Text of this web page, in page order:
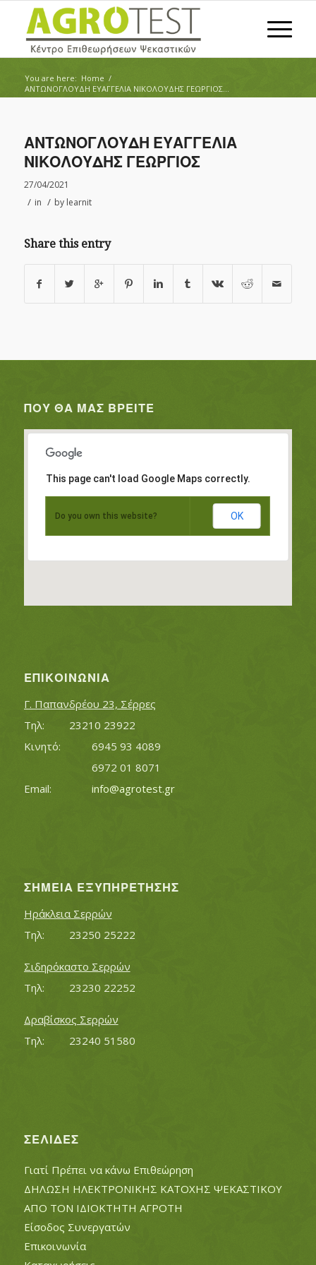
You are here: Home /
ΑΝΤΩΝΟΓΛΟΥΔΗ ΕΥΑΓΓΕΛΙΑ ΝΙΚΟΛΟΥΔΗΣ ΓΕΩΡΓΙΟΣ...
ΑΝΤΩΝΟΓΛΟΥΔΗ ΕΥΑΓΓΕΛΙΑ
ΝΙΚΟΛΟΥΔΗΣ ΓΕΩΡΓΙΟΣ
27/04/2021
/ in / by learnit
Share this entry
ΠΟΥ ΘΑ ΜΑΣ ΒΡΕΊΤΕ
This page can't load Google Maps correctly.
Do you own this website? OK
ΕΠΙΚΟΙΝΩΝΊΑ
Γ. Παπανδρέου 23, Σέρρες
Τηλ:		23210 23922
Κινητό:		6945 93 4089
			6972 01 8071
info@agrotest.gr
ΣΗΜΕΊΑ ΕΞΥΠΗΡΈΤΗΣΗΣ
Ηράκλεια Σερρών
Τηλ:		23250 25222
Σιδηρόκαστο Σερρών
Τηλ:		23230 22252
Δραβίσκος Σερρών
Τηλ:		23240 51580
ΣΕΛΊΔΕΣ
Γιατί Πρέπει να κάνω Επιθεώρηση
ΔΗΛΩΣΗ ΗΛΕΚΤΡΟΝΙΚΗΣ ΚΑΤΟΧΗΣ ΨΕΚΑΣΤΙΚΟΥ
ΑΠΟ ΤΟΝ ΙΔΙΟΚΤΗΤΗ ΑΓΡΟΤΗ
Είσοδος Συνεργατών
Επικοινωνία